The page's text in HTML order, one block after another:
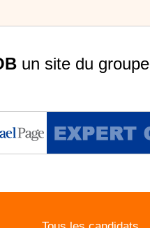
un site du groupe